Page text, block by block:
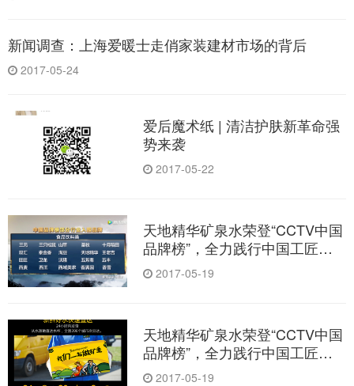
新闻调查：上海爱暖士走俏家装建材市场的背后
2017-05-24
爱后魔术纸 | 清洁护肤新革命强
势来袭
2017-05-22
天地精华矿泉水荣登“CCTV中国
品牌榜”，全力践行中国工匠精
神2017-05-19
天地精华矿泉水荣登“CCTV中国
品牌榜”，全力践行中国工匠精
神2017-05-19